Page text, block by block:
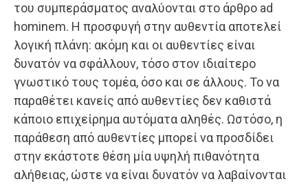
του συμπεράσματος αναλύονται στο άρθρο ad
hominem. Η προσφυγή στην αυθεντία αποτελεί
λογική πλάνη: ακόμη και οι αυθεντίες είναι
δυνατόν να σφάλλουν, τόσο στον ιδιαίτερο
γνωστικό τους τομέα, όσο και σε άλλους. Το να
παραθέτει κανείς από αυθεντίες δεν καθιστά
κάποιο επιχείρημα αυτόματα αληθές. Ωστόσο, η
παράθεση από αυθεντίες μπορεί να προσδίδει
στην εκάστοτε θέση μία υψηλή πιθανότητα
αλήθειας, ώστε να είναι δυνατόν να λαβαίνονται